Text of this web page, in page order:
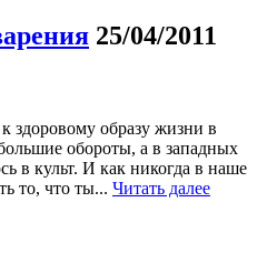
25/04/2011
здоровому образу жизни в
обороты, а в западных
в культ. И как никогда в наше
то, что ты... Читать далее